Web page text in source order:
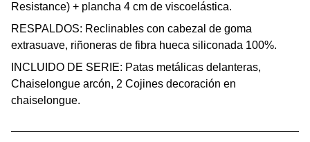
Resistance) + plancha 4 cm de viscoelástica.
RESPALDOS: Reclinables con cabezal de goma
extrasuave, riñoneras de fibra hueca siliconada 100%.
INCLUIDO DE SERIE: Patas metálicas delanteras,
Chaiselongue arcón, 2 Cojines decoración en
chaiselongue.